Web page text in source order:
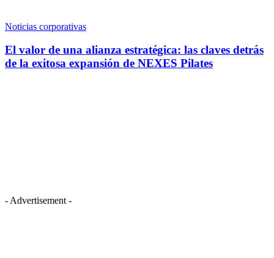
Noticias corporativas
El valor de una alianza estratégica: las claves detrás
de la exitosa expansión de NEXES Pilates
- Advertisement -